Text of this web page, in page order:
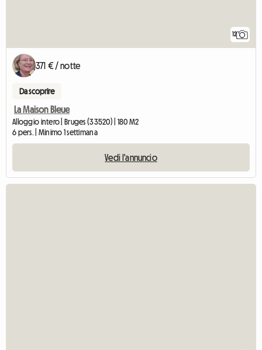
12
371 € / notte
Da scoprire
La Maison Bleue
Alloggio intero | Bruges (33520) | 180 M2
6 pers. | Minimo 1 settimana
Vedi l'annuncio